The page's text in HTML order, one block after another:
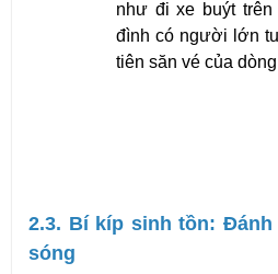
như đi xe buýt
đình có người lớn
tiên săn vé của
2.3. Bí kíp sinh tồn:
sóng